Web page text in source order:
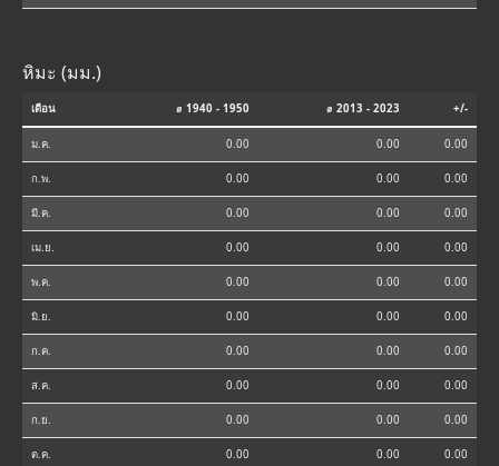
หิมะ (มม.)
เดือน ⌀ 1940 - 1950 ⌀ 2013 - 2023 +/-
ม.ค. 0.00 0.00 0.00
ก.พ. 0.00 0.00 0.00
มี.ค. 0.00 0.00 0.00
เม.ย. 0.00 0.00 0.00
พ.ค. 0.00 0.00 0.00
มิ.ย. 0.00 0.00 0.00
ก.ค. 0.00 0.00 0.00
ส.ค. 0.00 0.00 0.00
ก.ย. 0.00 0.00 0.00
ต.ค. 0.00 0.00 0.00